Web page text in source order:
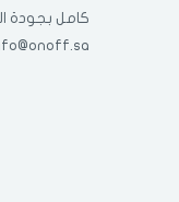
كامل بجودة